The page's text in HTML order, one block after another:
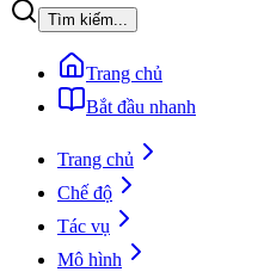
Tìm kiếm...
Trang chủ
Bắt đầu nhanh
Trang chủ
Chế độ
Tác vụ
Mô hình